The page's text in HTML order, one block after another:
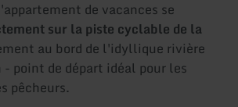
de vacances se
sur la piste cyclable de la
au bord de l'idyllique rivière
- point de départ idéal pour les
pêcheurs.